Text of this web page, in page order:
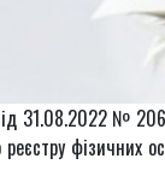
31.08.2022 №
фізичних